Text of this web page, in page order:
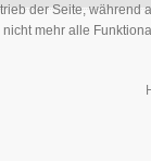
der Seite,
mehr alle